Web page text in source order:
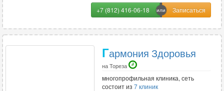
179
Урология-андрология 70
+7 (812) 416-06-18
Гармония Здоровья
на Тореза
многопрофильная клиника, сеть
состоит из 7 клиник